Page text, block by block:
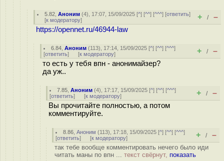
5.82 ,Аноним (4), 17:07, 15/09/2025 [^] [^^] [^^^] [ответить]
[к модератору] + / –
https://opennet.ru/46944-law
6.84 ,Аноним (113), 17:14, 15/09/2025 [^] [^^] [^^^]
[ответить] [к модератору] + / –
то есть у тебя впн - анонимайзер?
да уж..
7.85 ,Аноним (4), 17:17, 15/09/2025 [^] [^^] [^^^]
[ответить] [к модератору] + / –
Вы прочитайте полностью, а потом
комментируйте.
8.86 ,Аноним (113), 17:18, 15/09/2025 [^] [^^] [^^^]
[ответить] [к модератору] + / –
так тебе вообще комментировать нечего было иди
читать маны по впн ... текст свёрнут, показать